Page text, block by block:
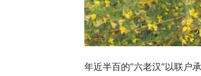
年近半百的“六老汉”以联户